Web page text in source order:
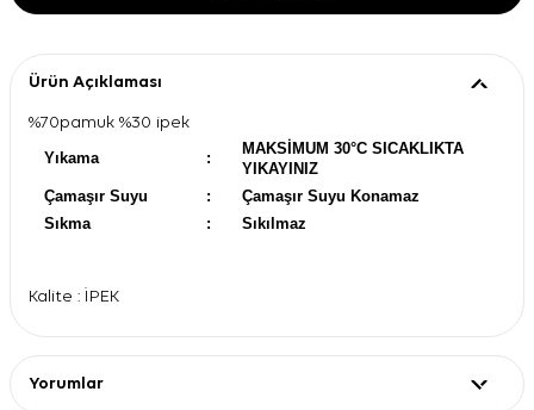
Ürün Açıklaması
%70pamuk %30 ipek
Yıkama
:
MAKSİMUM 30°C SICAKLIKTA
YIKAYINIZ
Çamaşır Suyu
:
Çamaşır Suyu Konamaz
Sıkma
: Sıkılmaz
Kalite : İPEK
Yorumlar